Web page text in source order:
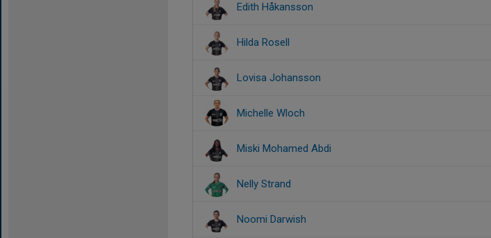
Edith Håkansson
Hilda Rosell
Lovisa Johansson
Michelle Wloch
Miski Mohamed Abdi
Nelly Strand
Noomi Darwish